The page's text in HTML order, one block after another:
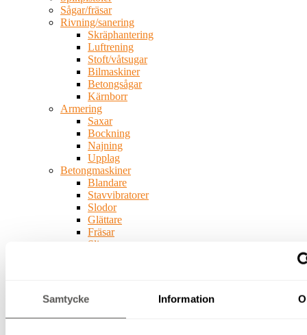
Samtycke Information
Sågar/fräsar
Rivning/sanering
Skräphantering
Luftrening
Stoft/våtsugar
Bilmaskiner
Betongsågar
Kärnborr
Armering
Saxar
Bockning
Najning
Upplag
Betongmaskiner
Blandare
Stavvibratorer
Slodor
Glättare
Fräsar
Slipar
Vatten-
och
fukthantering